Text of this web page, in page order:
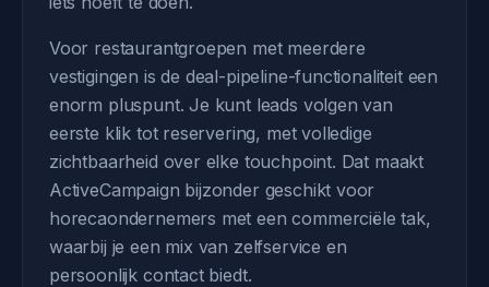
Voor restaurantgroepen met meerdere
vestigingen is de deal-pipeline-functionaliteit een
enorm pluspunt. Je kunt leads volgen van
eerste klik tot reservering, met volledige
zichtbaarheid over elke touchpoint. Dat maakt
ActiveCampaign bijzonder geschikt voor
horecaondernemers met een commerciële tak,
waarbij je een mix van zelfservice en
persoonlijk contact biedt.